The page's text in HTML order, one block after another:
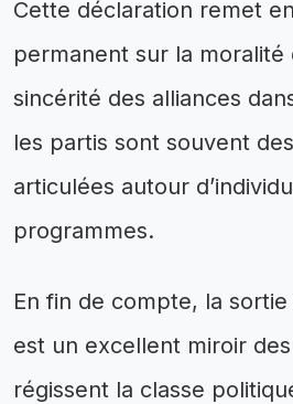
Cette déclaration remet
permanent sur la
sincérité des alliances
les partis sont souvent
articulées autour
programmes.
En fin de compte, la
est un excellent miroir
régissent la classe